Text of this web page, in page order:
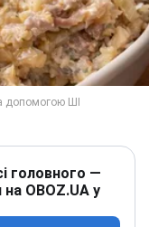
головного —
OBOZ.UA у